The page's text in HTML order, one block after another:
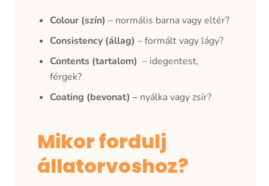
Colour (szín) – normális barna vagy eltér?
Consistency (állag) – formált vagy lágy?
Contents (tartalom) – idegentest,
férgek?
Coating (bevonat) – nyálka vagy zsír?
Mikor fordulj
állatorvoshoz?